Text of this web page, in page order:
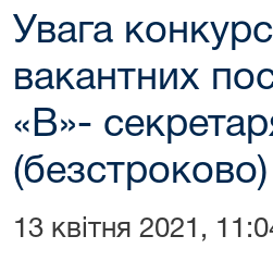
Увага
вакантних
«В»-
(безстроково)
13 квітня 2021,